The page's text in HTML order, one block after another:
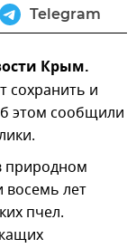
Telegram
Крым.
сохранить и
этом сообщили
природном
восемь лет
пчел.